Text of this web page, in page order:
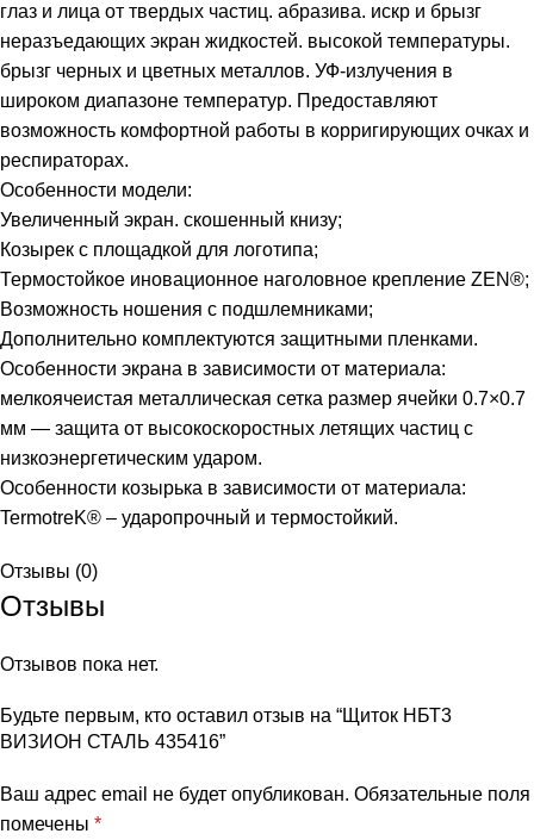
глаз и лица от твердых частиц. абразива. искр и брызг
неразъедающих экран жидкостей. высокой температуры.
брызг черных и цветных металлов. УФ-излучения в
широком диапазоне температур. Предоставляют
возможность комфортной работы в корригирующих очках и
респираторах.
Особенности модели:
Увеличенный экран. скошенный книзу;
Козырек с площадкой для логотипа;
Термостойкое иновационное наголовное крепление ZEN®;
Возможность ношения с подшлемниками;
Дополнительно комплектуются защитными пленками.
Особенности экрана в зависимости от материала:
мелкоячеистая металлическая сетка размер ячейки 0.7×0.7
мм — защита от высокоскоростных летящих частиц с
низкоэнергетическим ударом.
Особенности козырька в зависимости от материала:
TermotreK® – ударопрочный и термостойкий.
Отзывы (0)
Отзывы
Отзывов пока нет.
Будьте первым, кто оставил отзыв на “Щиток НБТ3
ВИЗИОН СТАЛЬ 435416”
Ваш адрес email не будет опубликован. Обязательные поля
помечены *